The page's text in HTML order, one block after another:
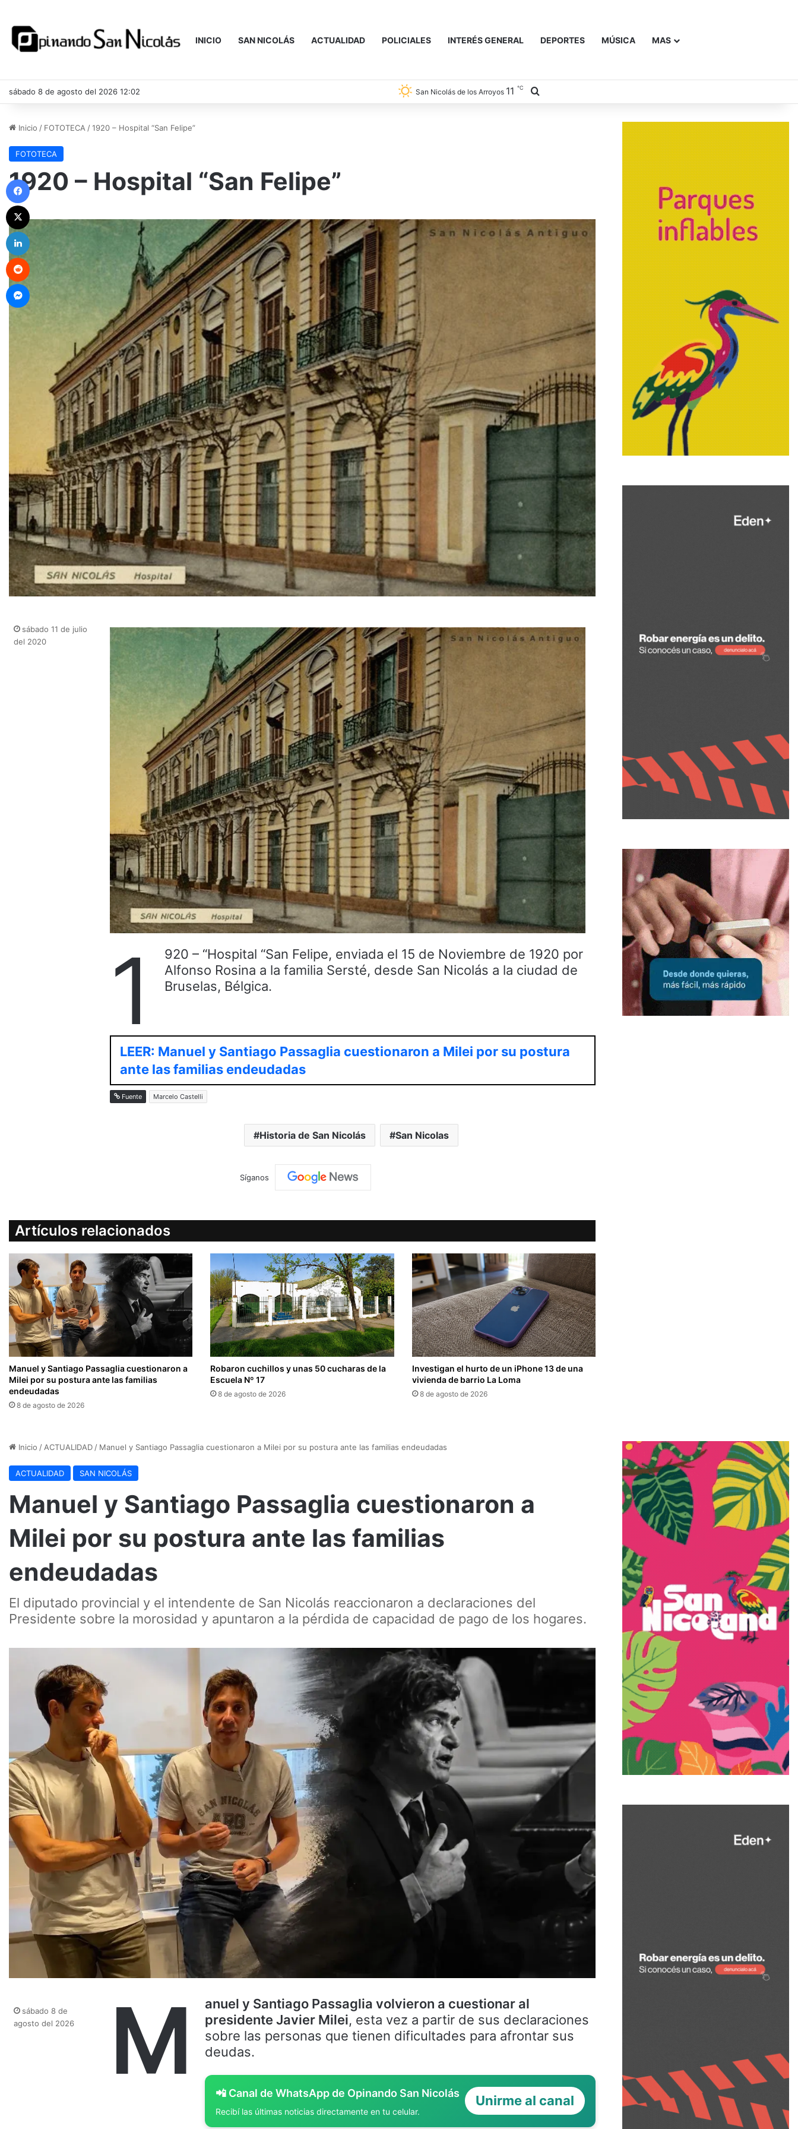
INICIO SAN NICOLÁS ACTUALIDAD POLICIALES INTERÉS GENERAL DEPORTES MÚSICA MAS
sábado 8 de agosto del 2026 12:02 San Nicolás de los Arroyos 11 ℃
Inicio / FOTOTECA /1920 – Hospital “San Felipe”
FOTOTECA
1920 – Hospital “San Felipe”
1
920 – “Hospital “San Felipe, enviada el 15 de Noviembre de 1920 por
Alfonso Rosina a la familia Sersté, desde San Nicolás a la ciudad de
Bruselas, Bélgica.
LEER: Manuel y Santiago Passaglia cuestionaron a Milei por su postura
ante las familias endeudadas
Fuente Marcelo Castelli
Historia de San Nicolás San Nicolas
sábado 11 de julio
del 2020
Síganos
Artículos relacionados
Manuel y Santiago Passaglia cuestionaron a
Milei por su postura ante las familias
endeudadas
8 de agosto de 2026
Robaron cuchillos y unas 50 cucharas de la
Escuela Nº 17
8 de agosto de 2026
Investigan el hurto de un iPhone 13 de una
vivienda de barrio La Loma
8 de agosto de 2026
Facebook